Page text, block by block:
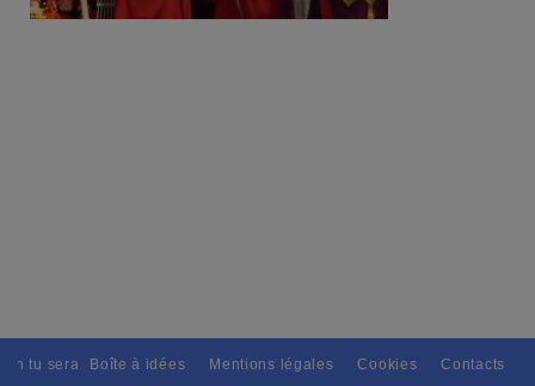
tu seras, Pour tous avec discernement. // L'amitié tu
Boîte à idées Mentions légales Cookies Contacts